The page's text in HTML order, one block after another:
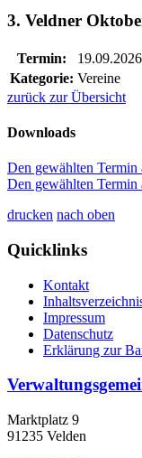
3. Veldner
Termin:
19.09.2026
Kategorie: Vereine
zurück zur Übersicht
Downloads
Den gewählten
Den gewählten
drucken nach oben
Quicklinks
Kontakt
Impressum
Datenschutz
Erklärung zur
Marktplatz 9
91235 Velden